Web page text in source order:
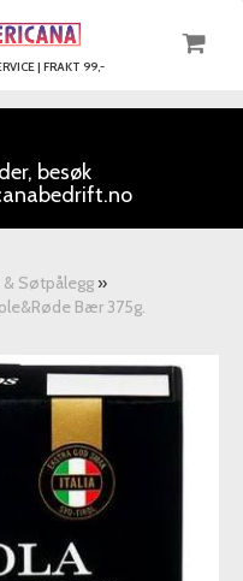
| FRAKT 99,-
besøk
& Søtpålegg »
Bær 375g.